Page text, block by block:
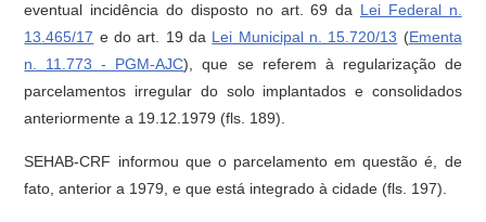
eventual incidência do disposto no art. 69 da Lei Federal n.
13.465/17 e do art. 19 da Lei Municipal n. 15.720/13 (Ementa
n. 11.773 - PGM-AJC), que se referem à regularização de
parcelamentos irregular do solo implantados e consolidados
anteriormente a 19.12.1979 (fls. 189).
SEHAB-CRF informou que o parcelamento em questão é, de
fato, anterior a 1979, e que está integrado à cidade (fls. 197).